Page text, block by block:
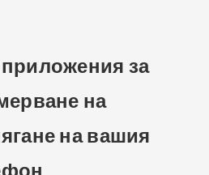
за
на
на вашия